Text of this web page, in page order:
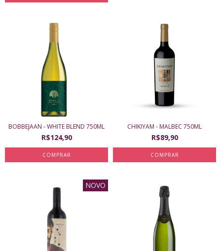
BOBBEJAAN - WHITE BLEND 750ML
R$124,90
CHIKIYAM - MALBEC 750ML
R$89,90
NOVO